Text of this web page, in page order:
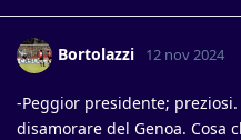
Bortolazzi 12 nov 2024
-Peggior presidente;
disamorare del Genoa. Cosa